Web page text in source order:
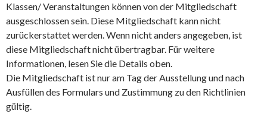
Klassen/ Veranstaltungen können von der Mitgliedschaft
ausgeschlossen sein. Diese Mitgliedschaft kann nicht
zurückerstattet werden. Wenn nicht anders angegeben, ist
diese Mitgliedschaft nicht übertragbar. Für weitere
Informationen, lesen Sie die Details oben.
Die Mitgliedschaft ist nur am Tag der Ausstellung und nach
Ausfüllen des Formulars und Zustimmung zu den Richtlinien
gültig.